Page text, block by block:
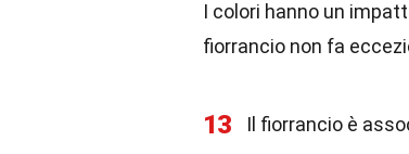
I colori hanno un
fiorrancio non fa
13 Il fiorrancio è